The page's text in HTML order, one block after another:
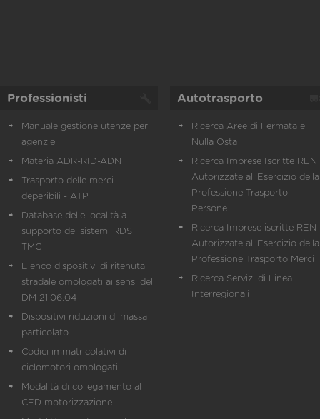
Professionisti
Manuale gestione utenze per
agenzie
Materia ADR-RID-ADN
Trasporto delle merci
deperibili - ATP
Database delle località a
supporto dei sistemi RDS
TMC
Elenco dispositivi di ritenuta
stradale omologati ai sensi del
DM 21.06.04
Dispositivi riduzioni di massa
particolato
Codici immatricolativi di
ciclomotori omologati
Modalità di collegamento al
CED motorizzazione
Autotrasporto
Ricerca Aree di Fermata e
Nulla Osta
Ricerca Imprese Iscritte REN
Autorizzate all'Esercizio della
Professione Trasporto
Persone
Ricerca Imprese iscritte REN
Autorizzate all'Esercizio della
Professione Trasporto Merci
Ricerca Servizi di Linea
Interregionali